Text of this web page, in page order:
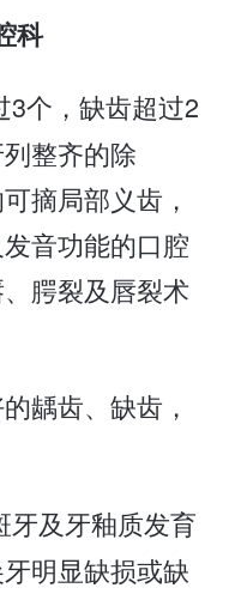
科
3个，缺齿超过2
整齐的除
摘局部义齿，
音功能的口腔
腭裂及唇裂术
龋齿、缺齿，
牙及牙釉质发育
明显缺损或缺